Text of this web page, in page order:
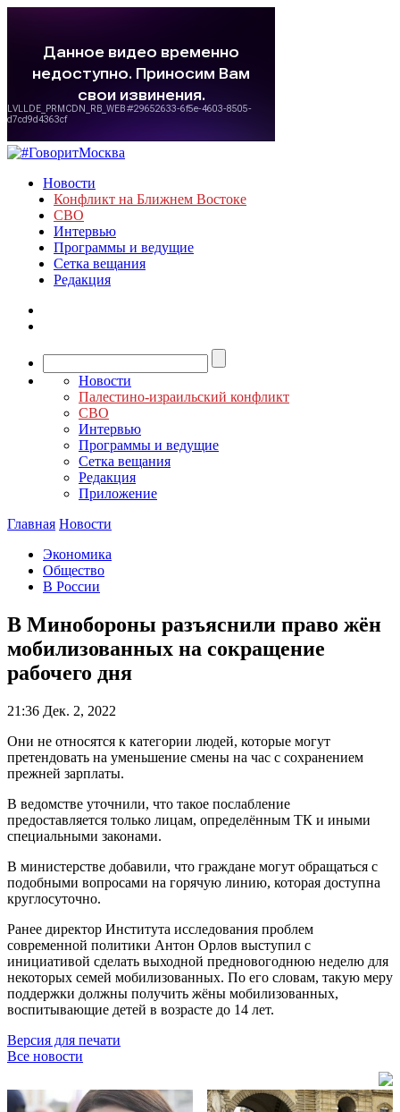
Новости
Конфликт на Ближнем Востоке
СВО
Интервью
Программы и ведущие
Сетка вещания
Редакция
Новости
Палестино-израильский конфликт
СВО
Интервью
Программы и ведущие
Сетка вещания
Редакция
Приложение
Главная Новости
Экономика
Общество
В России
В Минобороны разъяснили право жён
мобилизованных на сокращение
рабочего дня
21:36 Дек. 2, 2022
Они не относятся к категории людей, которые могут
претендовать на уменьшение смены на час с сохранением
прежней зарплаты.
В ведомстве уточнили, что такое послабление
предоставляется только лицам, определённым ТК и иными
специальными законами.
В министерстве добавили, что граждане могут обращаться с
подобными вопросами на горячую линию, которая доступна
круглосуточно.
Ранее директор Института исследования проблем
современной политики Антон Орлов выступил с
инициативой сделать выходной предновогоднюю неделю для
некоторых семей мобилизованных. По его словам, такую меру
поддержки должны получить жёны мобилизованных,
воспитывающие детей в возрасте до 14 лет.
Версия для печати
Все новости